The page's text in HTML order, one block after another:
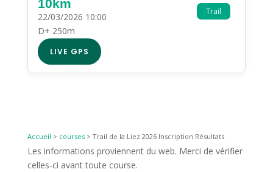
Trail
10km
22/03/2026 10:00
D+ 250m
LIVE GPS
Accueil > courses> Trail de la Liez 2026 Inscription Résultats
Les informations proviennent du web. Merci de vérifier
celles-ci avant toute course.